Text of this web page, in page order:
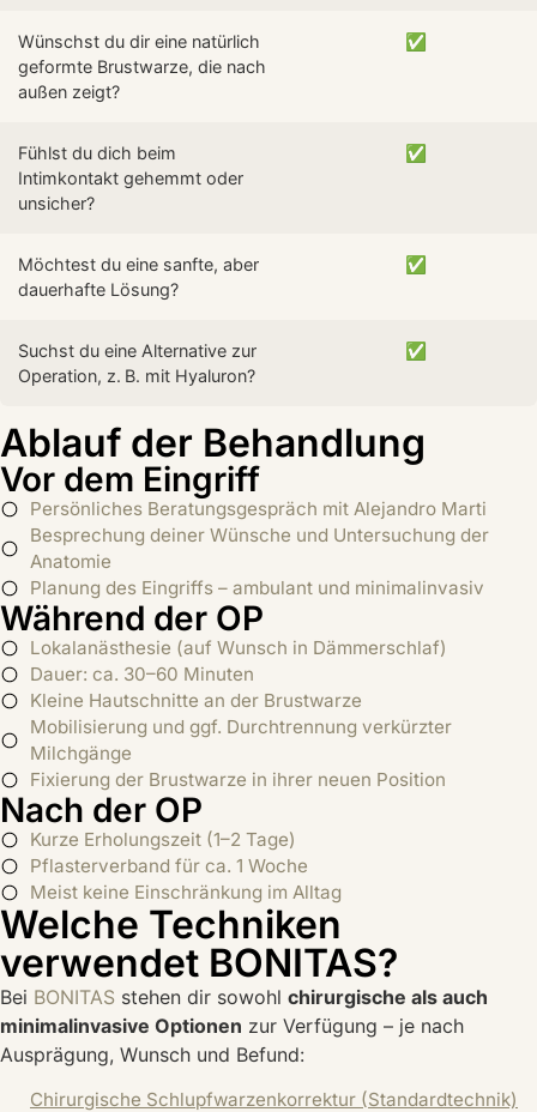
Wünschst du dir eine natürlich
geformte Brustwarze, die nach
außen zeigt?
✅
Fühlst du dich beim
Intimkontakt gehemmt oder
unsicher?
✅
Möchtest du eine sanfte, aber
dauerhafte Lösung?
✅
Suchst du eine Alternative zur
Operation, z. B. mit Hyaluron?
✅
Ablauf der Behandlung
Vor dem Eingriff
Persönliches Beratungsgespräch mit Alejandro Marti
Besprechung deiner Wünsche und Untersuchung der
Anatomie
Planung des Eingriffs – ambulant und minimalinvasiv
Während der OP
Lokalanästhesie (auf Wunsch in Dämmerschlaf)
Dauer: ca. 30–60 Minuten
Kleine Hautschnitte an der Brustwarze
Mobilisierung und ggf. Durchtrennung verkürzter
Milchgänge
Fixierung der Brustwarze in ihrer neuen Position
Nach der OP
Kurze Erholungszeit (1–2 Tage)
Pflasterverband für ca. 1 Woche
Meist keine Einschränkung im Alltag
Welche Techniken
verwendet BONITAS?
Bei BONITAS stehen dir sowohl chirurgische als auch
minimalinvasive Optionen zur Verfügung – je nach
Ausprägung, Wunsch und Befund:
Chirurgische Schlupfwarzenkorrektur (Standardtechnik)